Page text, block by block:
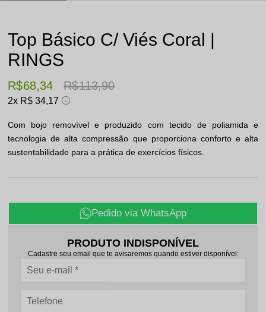
Top Básico C/ Viés Coral |
RINGS
R$ 113,90
R$ 68,34
2x R$ 34,17
Com bojo removível e produzido com tecido de poliamida e
tecnologia de alta compressão que proporciona conforto e alta
sustentabilidade para a prática de exercícios físicos.
Pedido via WhatsApp
PRODUTO INDISPONÍVEL
Cadastre seu email que te avisaremos quando estiver disponível: